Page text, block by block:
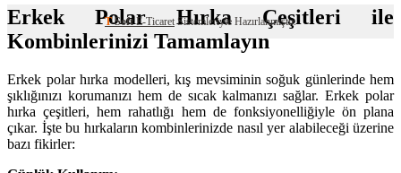
Erkek Polar Hırka Çeşitleri ile
Kombinlerinizi Tamamlayın
Erkek polar hırka modelleri, kış mevsiminin soğuk günlerinde hem
şıklığınızı korumanızı hem de sıcak kalmanızı sağlar. Erkek polar
hırka çeşitleri, hem rahatlığı hem de fonksiyonelliğiyle ön plana
çıkar. İşte bu hırkaların kombinlerinizde nasıl yer alabileceği üzerine
bazı fikirler:
T-SoftE-TicaretSistemleriyle Hazırlanmıştır.